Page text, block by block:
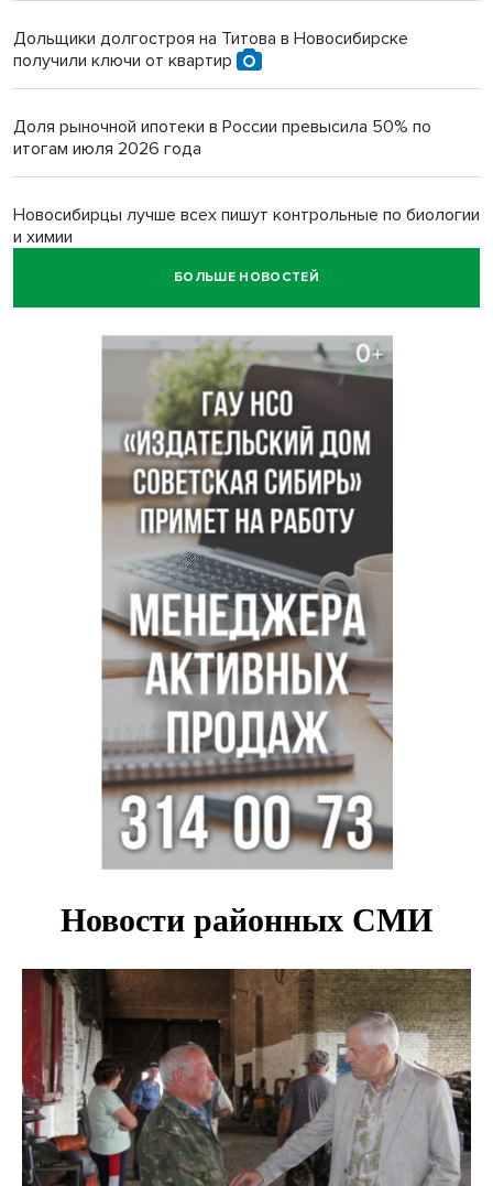
Дольщики долгостроя на Титова в Новосибирске
получили ключи от квартир
Доля рыночной ипотеки в России превысила 50% по
итогам июля 2026 года
Новосибирцы лучше всех пишут контрольные по биологии
и химии
БОЛЬШЕ НОВОСТЕЙ